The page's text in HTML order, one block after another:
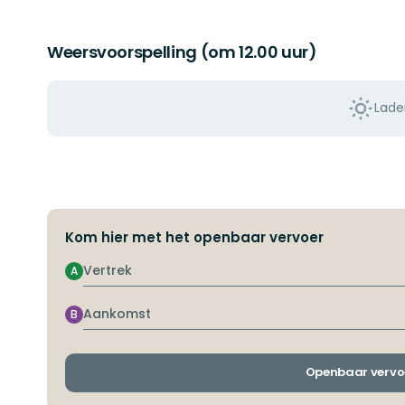
Weersvoorspelling (om 12.00 uur)
Kom hier met het openbaar vervoer
Vertrek
A
Aankomst
B
Openbaar